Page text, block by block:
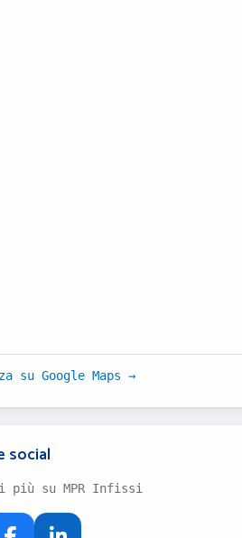
su Google Maps →
social
più su MPR Infissi